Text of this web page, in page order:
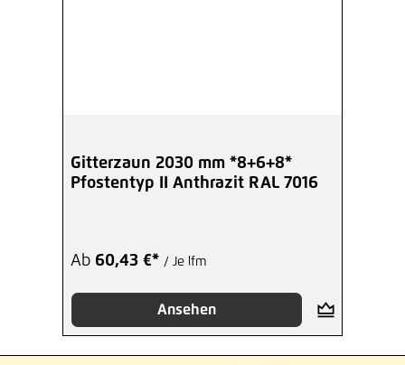
Gitterzaun 2030 mm *8+6+8*
Pfostentyp II Anthrazit RAL 7016
Ab 60,43 €* / Je lfm
Ansehen